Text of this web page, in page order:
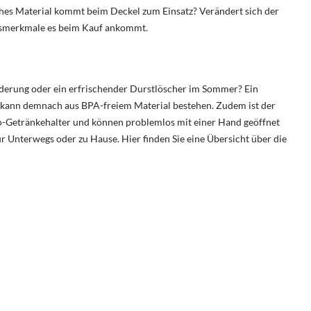
Material kommt beim Deckel zum Einsatz? Verändert sich der
es beim Kauf ankommt.
oder ein erfrischender Durstlöscher im Sommer? Ein
demnach aus BPA-freiem Material bestehen. Zudem ist der
und können problemlos mit einer Hand geöffnet
oder zu Hause. Hier finden Sie eine Übersicht über die